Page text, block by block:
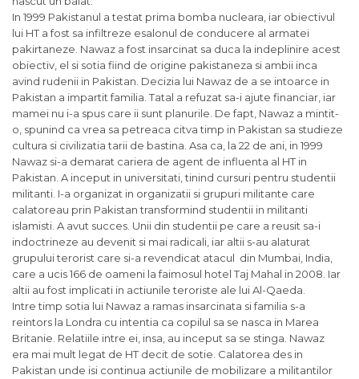
In 1999 Pakistanul a testat prima bomba nucleara, iar obiectivul
lui HT a fost sa infiltreze esalonul de conducere al armatei
pakirtaneze. Nawaz a fost insarcinat sa duca la indeplinire acest
obiectiv, el si sotia fiind de origine pakistaneza si ambii inca
avind rudenii in Pakistan. Decizia lui Nawaz de a se intoarce in
Pakistan a impartit familia. Tatal a refuzat sa-i ajute financiar, iar
mamei nu i-a spus care ii sunt planurile. De fapt, Nawaz a mintit-
o, spunind ca vrea sa petreaca citva timp in Pakistan sa studieze
cultura si civilizatia tarii de bastina. Asa ca, la 22 de ani, in 1999
Nawaz si-a demarat cariera de agent de influenta al HT in
Pakistan. A inceput in universitati, tinind cursuri pentru studentii
militanti. I-a organizat in organizatii si grupuri militante care
calatoreau prin Pakistan transformind studentii in militanti
islamisti. A avut succes. Unii din studentii pe care a reusit sa-i
indoctrineze au devenit si mai radicali, iar altii s-au alaturat
grupului terorist care si-a revendicat atacul din Mumbai, India,
care a ucis 166 de oameni la faimosul hotel Taj Mahal in 2008. Iar
altii au fost implicati in actiunile teroriste ale lui Al-Qaeda.
Intre timp sotia lui Nawaz a ramas insarcinata si familia s-a
reintors la Londra cu intentia ca copilul sa se nasca in Marea
Britanie. Relatiile intre ei, insa, au inceput sa se stinga. Nawaz
era mai mult legat de HT decit de sotie. Calatorea des in
Pakistan unde isi continua actiunile de mobilizare a militantilor